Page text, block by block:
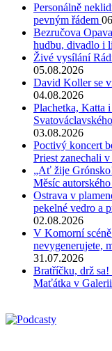
Personálně
pevným řádem
Bezručova
hudbu, divadlo i
Živé vysílání
05.08.2026
David Koller se
04.08.2026
Plachetka, Katta
03.08.2026
Poctivý koncert
Priest zanechali
„Ať žije
Měsíc
Ostrava v
pekelné vedro a
02.08.2026
V Komorní
nevygenerujete,
31.07.2026
Bratříčku, drž sa!
Maťátka v